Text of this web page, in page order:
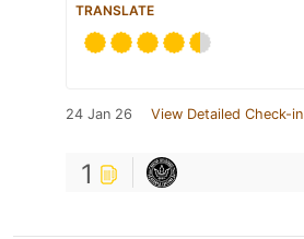
TRANSLATE
24 Jan 26 View Detailed Check-in
1